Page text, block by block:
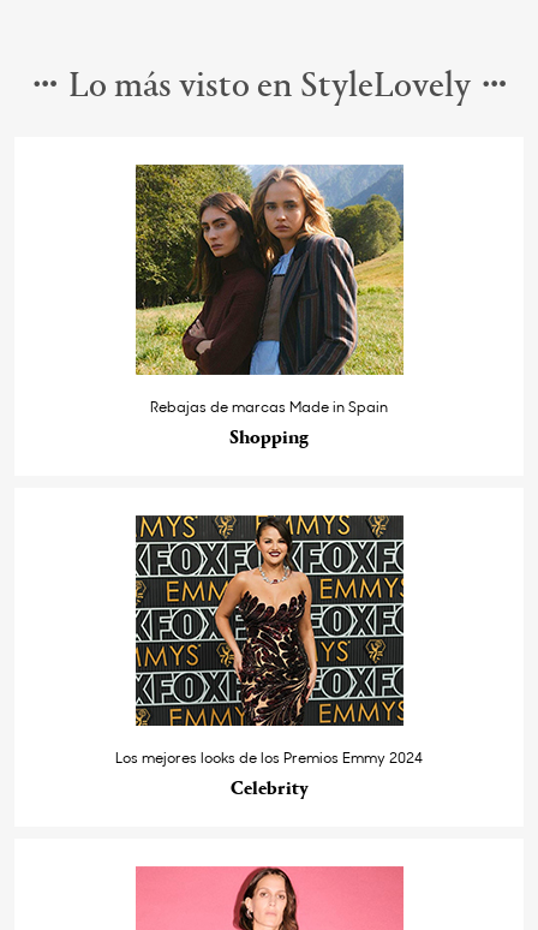
Lo más visto en StyleLovely
Rebajas de marcas Made in Spain
Shopping
Los mejores looks de los Premios Emmy 2024
Celebrity